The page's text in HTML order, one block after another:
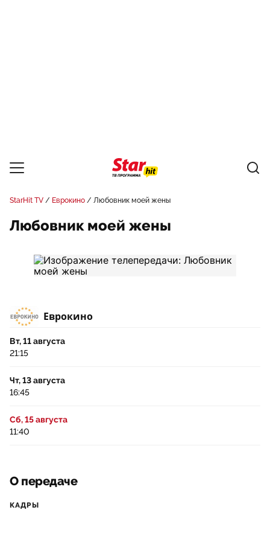
StarHit TV Еврокино Любовник моей жены
Любовник моей жены
Еврокино
Вт, 11 августа
21:15
Чт, 13 августа
16:45
Сб, 15 августа
11:40
О передаче
КАДРЫ